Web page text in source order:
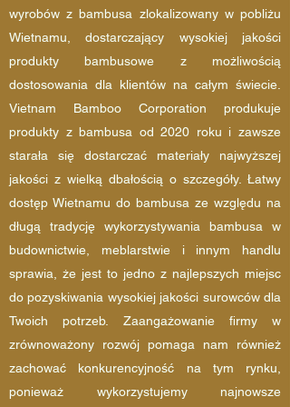
wyrobów z bambusa zlokalizowany w pobliżu
Wietnamu, dostarczający wysokiej jakości
produkty bambusowe z możliwością
dostosowania dla klientów na całym świecie.
Vietnam Bamboo Corporation produkuje
produkty z bambusa od 2020 roku i zawsze
starała się dostarczać materiały najwyższej
jakości z wielką dbałością o szczegóły. Łatwy
dostęp Wietnamu do bambusa ze względu na
długą tradycję wykorzystywania bambusa w
budownictwie, meblarstwie i innym handlu
sprawia, że jest to jedno z najlepszych miejsc
do pozyskiwania wysokiej jakości surowców dla
Twoich potrzeb. Zaangażowanie firmy w
zrównoważony rozwój pomaga nam również
zachować konkurencyjność na tym rynku,
ponieważ wykorzystujemy najnowsze